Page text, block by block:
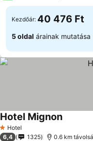
Kezdőár: 40 476 Ft
5 oldal árainak mutatása
1 Kategória
Hotel
Hotel MignonÁrak
6,4 1325 0.6 km